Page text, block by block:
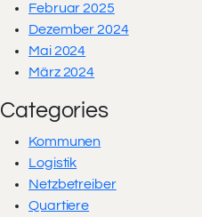
Februar 2025
Dezember 2024
Mai 2024
März 2024
Categories
Kommunen
Logistik
Netzbetreiber
Quartiere